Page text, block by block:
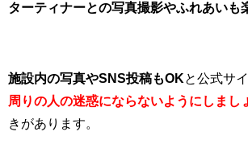
ターティナーとの写真撮影やふれあいも
施設内の写真やSNS投稿もOKと公式サ
周りの人の迷惑にならないようにしまし
きがあります。